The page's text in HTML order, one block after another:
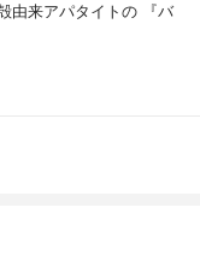
由来アパタイトの 『バ